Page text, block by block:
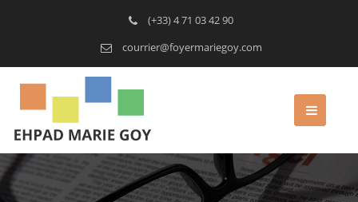
(+33) 4 71 03 42 90
courrier@foyermariegoy.com